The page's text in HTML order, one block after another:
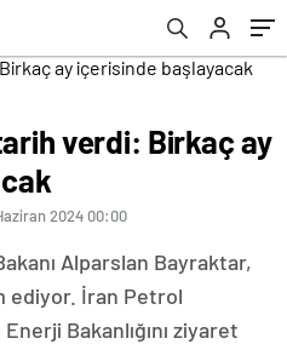
verdi: Birkaç ay
2024 00:00
Alparslan Bayraktar,
ediyor. İran Petrol
Enerji Bakanlığını ziyaret